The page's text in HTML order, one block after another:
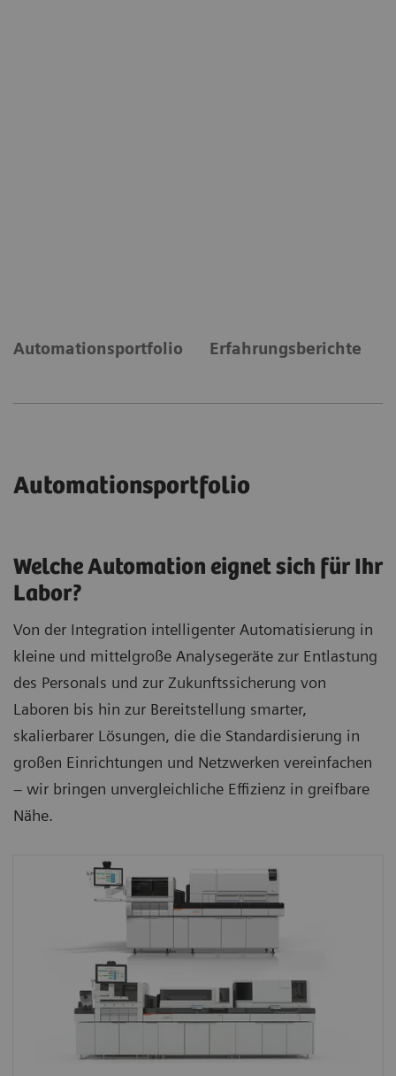
Automationsportfolio Erfahrungsberichte
Automationsportfolio
Welche Automation eignet sich für Ihr
Labor?
Von der Integration intelligenter Automatisierung in
kleine und mittelgroße Analysegeräte zur Entlastung
des Personals und zur Zukunftssicherung von
Laboren bis hin zur Bereitstellung smarter,
skalierbarer Lösungen, die die Standardisierung in
großen Einrichtungen und Netzwerken vereinfachen
– wir bringen unvergleichliche Effizienz in greifbare
Nähe.